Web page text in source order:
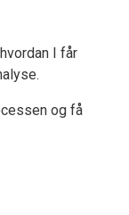
I får
og få